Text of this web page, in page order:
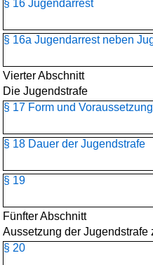
§ 16 Jugendarrest
§ 16a Jugendarrest neben
Vierter Abschnitt
Die Jugendstrafe
§ 17 Form und
§ 18 Dauer der Jugendstrafe
§ 19
Fünfter Abschnitt
Aussetzung der Jugendstrafe
§ 20